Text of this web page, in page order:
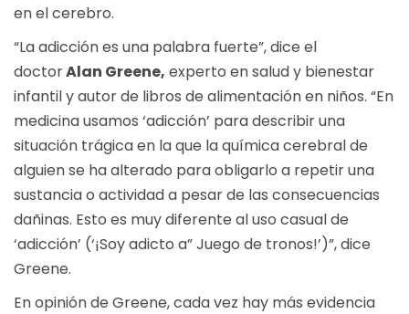
en el cerebro.
“La adicción es una palabra fuerte”, dice el
doctorAlan Greene, experto en salud y bienestar
infantil y autor de libros de alimentación en niños. “En
medicina usamos ‘adicción’ para describir una
situación trágica en la que la química cerebral de
alguien se ha alterado para obligarlo a repetir una
sustancia o actividad a pesar de las consecuencias
dañinas. Esto es muy diferente al uso casual de
‘adicción’ (‘¡Soy adicto a” Juego de tronos!’)”, dice
Greene.
En opinión de Greene, cada vez hay más evidencia